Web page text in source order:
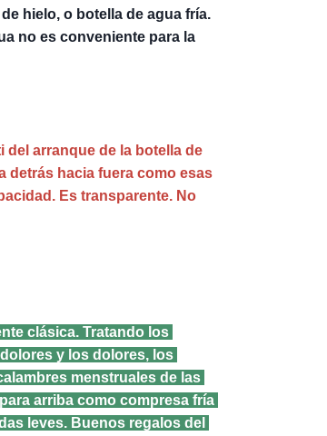
hielo, o botella de agua fría.
no es conveniente para la
del arranque de la botella de
detrás hacia fuera como esas
Es transparente. No
clásica. Tratando los
y los dolores, los
menstruales de las
arriba como compresa fría
leves. Buenos regalos del